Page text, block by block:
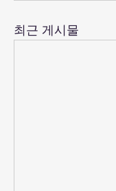
최근 게시물